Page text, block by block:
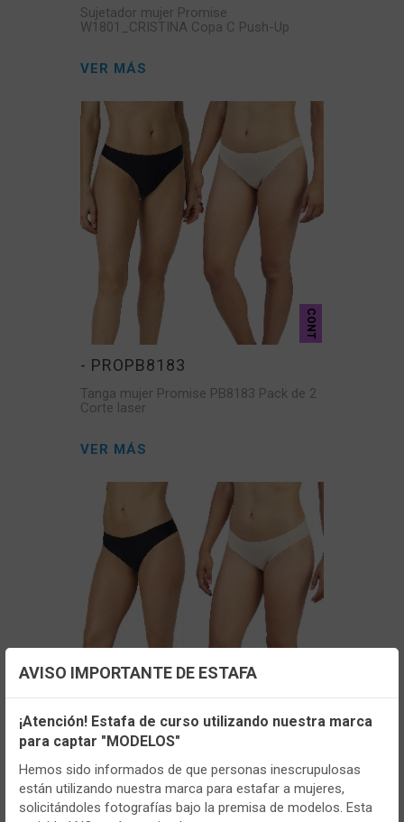
Sujetador mujer Promise
W1801_CRISTINA Copa C Push-Up
VER MÁS
CONT
- PROPB8183
Tanga mujer Promise PB8183 Pack de 2
Corte laser
VER MÁS
CONT
- PROPB8192
Braga mujer Promise PB8192 Pack de 2
Mini Corte laser
Configuración de cookies
Utilizamos cookies propias y de terceros, de sesión o
persistentes, para hacer funcionar de manera segura nuestra
página web y personalizar su contenido.
Igualmente, utilizamos cookies para medir y obtener datos de
AVISO IMPORTANTE DE ESTAFA
¡Atención! Estafa de curso utilizando nuestra marca
para captar "MODELOS"
Hemos sido informados de que personas inescrupulosas
están utilizando nuestra marca para estafar a mujeres,
solicitándoles fotografías bajo la premisa de modelos. Esta